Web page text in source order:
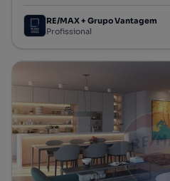
RE/MAX + Grupo Vantagem
Profissional